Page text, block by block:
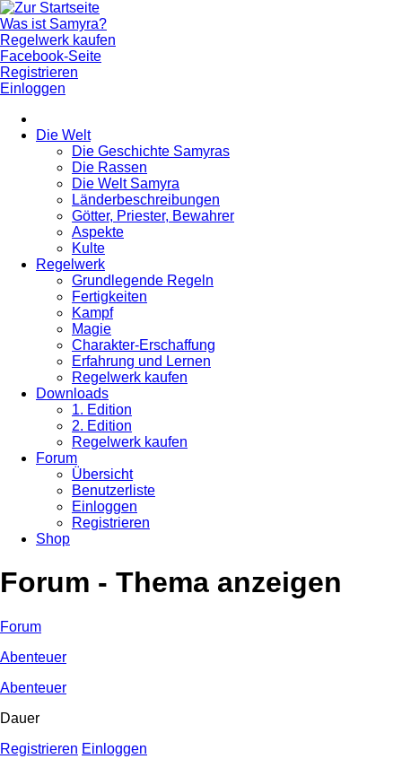
Was ist Samyra?
Regelwerk kaufen
Facebook-Seite
Registrieren
Einloggen
Die Welt
Die Geschichte Samyras
Die Rassen
Die Welt Samyra
Länderbeschreibungen
Götter, Priester, Bewahrer
Aspekte
Kulte
Regelwerk
Grundlegende Regeln
Fertigkeiten
Kampf
Magie
Charakter-Erschaffung
Erfahrung und Lernen
Regelwerk kaufen
Downloads
1. Edition
2. Edition
Regelwerk kaufen
Forum
Übersicht
Benutzerliste
Einloggen
Registrieren
Shop
Forum - Thema anzeigen
Forum
Abenteuer
Abenteuer
Dauer
Registrieren Einloggen